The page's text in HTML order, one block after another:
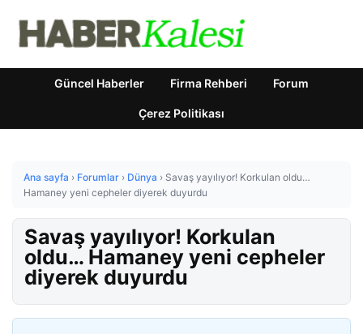
Güncel Haberler Firma Rehberi Forum
Çerez Politikası
Ana sayfa › Forumlar › Dünya › Savaş yayılıyor! Korkulan oldu…
Hamaney yeni cepheler diyerek duyurdu
Savaş yayılıyor! Korkulan
oldu… Hamaney yeni cepheler
diyerek duyurdu